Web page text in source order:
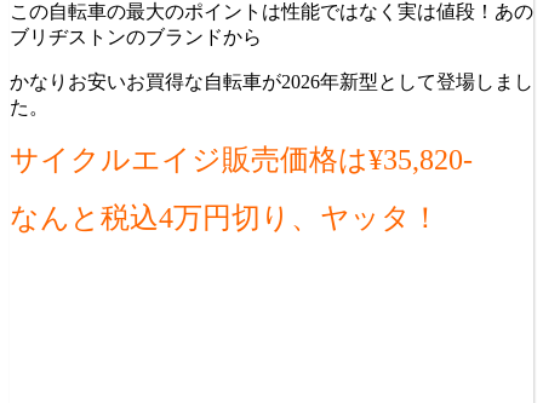
この自転車の最大のポイントは性能ではなく実は値段！あの
ブリヂストンのブランドから
かなりお安いお買得な自転車が2026年新型として登場しまし
た。
サイクルエイジ販売価格は¥35,820-
なんと税込4万円切り、ヤッタ！